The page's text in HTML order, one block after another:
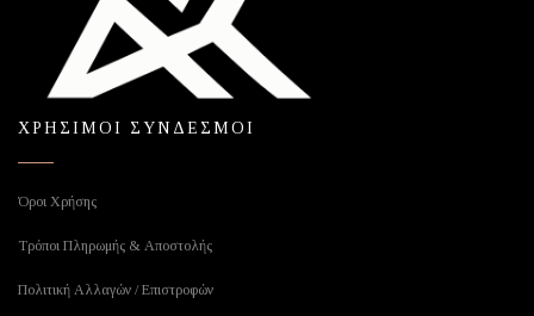
ΧΡΗΣΙΜΟΙ ΣΥΝΔΕΣΜΟΙ
Όροι Χρήσης
Τρόποι Πληρωμής & Αποστολής
Πολιτική Αλλαγών / Επιστροφών